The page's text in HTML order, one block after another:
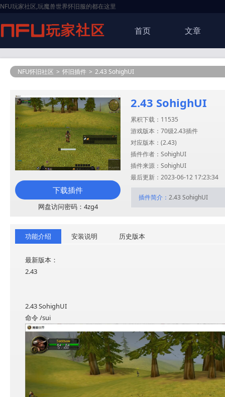
NFU玩家社区,玩魔兽世界怀旧服的都在这里
首页 文章
NFU怀旧社区 > 怀旧插件 > 2.43 SohighUI
下载插件
网盘访问密码：4zg4
2.43 SohighUI
累积下载：11535
游戏版本：70级2.43插件
对应版本：(2.43)
插件作者：SohighUI
插件来源：SohighUI
最后更新：2023-06-12 17:23:34
插件简介： 2.43 SohighUI
功能介绍 安装说明 历史版本
最新版本：
2.43
2.43 SohighUI
命令 /sui